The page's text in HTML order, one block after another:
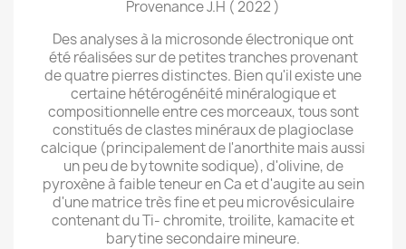
Provenance J.H ( 2022 )
Des analyses à la microsonde électronique ont
été réalisées sur de petites tranches provenant
de quatre pierres distinctes. Bien qu'il existe une
certaine hétérogénéité minéralogique et
compositionnelle entre ces morceaux, tous sont
constitués de clastes minéraux de plagioclase
calcique (principalement de l'anorthite mais aussi
un peu de bytownite sodique), d'olivine, de
pyroxène à faible teneur en Ca et d'augite au sein
d'une matrice très fine et peu microvésiculaire
contenant du Ti- chromite, troilite, kamacite et
barytine secondaire mineure.